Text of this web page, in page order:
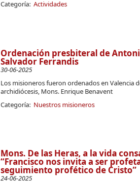
Categoría: Actividades
Ordenación presbiteral de
Salvador Ferrandis
30-06-2025
Los misioneros fueron ordenados en Valencia
archidiócesis, Mons. Enrique Benavent
Categoría: Nuestros misioneros
Mons. De las Heras, a la vida
“Francisco nos invita a ser
seguimiento profético de Cristo”
24-06-2025